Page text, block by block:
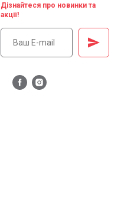
Дізнайтеся про новинки та
акції!